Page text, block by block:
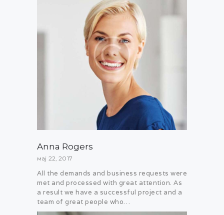
Anna Rogers
мај 22, 2017
All the demands and business requests were
met and processed with great attention. As
a result we have a successful project and a
team of great people who…